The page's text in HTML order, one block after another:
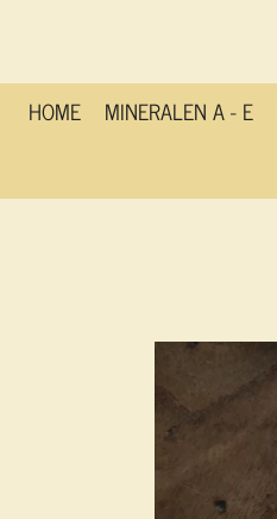
de
hoofdinhoud
HOME MINERALEN A - E